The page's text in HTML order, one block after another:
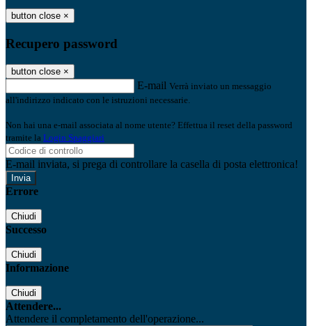
button close ×
Recupero password
button close ×
E-mail Verrà inviato un messaggio
all'indirizzo indicato con le istruzioni necessarie.
Non hai una e-mail associata al nome utente? Effettua il reset della password
tramite la Login Spaggiari
E-mail inviata, si prega di controllare la casella di posta elettronica!
Errore
Chiudi
Successo
Chiudi
Informazione
Chiudi
Attendere...
Attendere il completamento dell'operazione...